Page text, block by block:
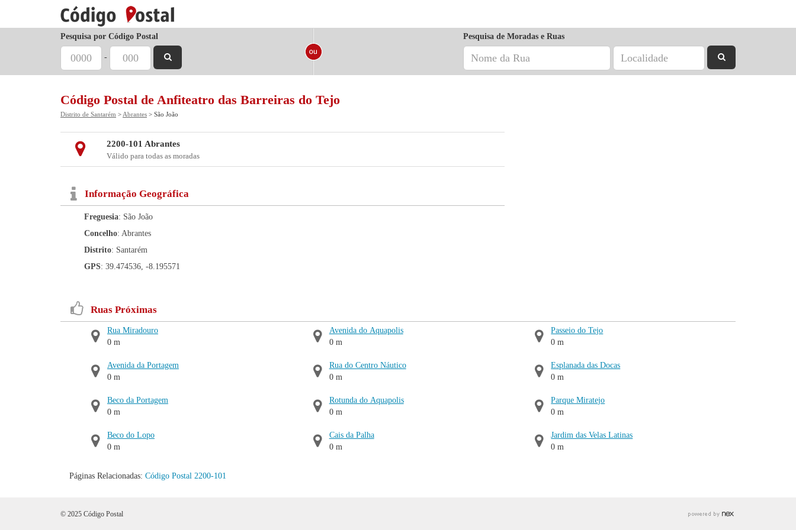
Pesquisa por Código Postal
-
Pesquisa de Moradas e Ruas
Código Postal de Anfiteatro das Barreiras do Tejo
Distrito de Santarém > Abrantes > São João
2200-101 Abrantes
Válido para todas as moradas
Informação Geográfica
Freguesia: São João
Concelho: Abrantes
Distrito: Santarém
GPS: 39.474536, -8.195571
Ruas Próximas
Rua Miradouro
0 m
Avenida da Portagem
0 m
Beco da Portagem
0 m
Beco do Lopo
0 m
Avenida do Aquapolis
0 m
Rua do Centro Náutico
0 m
Rotunda do Aquapolis
0 m
Cais da Palha
0 m
Passeio do Tejo
0 m
Esplanada das Docas
0 m
Parque Miratejo
0 m
Jardim das Velas Latinas
0 m
Páginas Relacionadas: Código Postal 2200-101
© 2025 Código Postal